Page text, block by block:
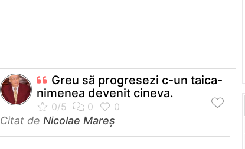
Greu să progresezi c-un taica-
nimenea devenit cineva.
Citat de Nicolae Mareș